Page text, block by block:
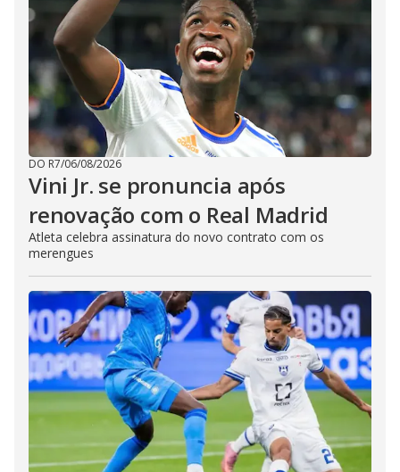
DO R7/06/08/2026
Vini Jr. se pronuncia após
renovação com o Real Madrid
Atleta celebra assinatura do novo contrato com os
merengues